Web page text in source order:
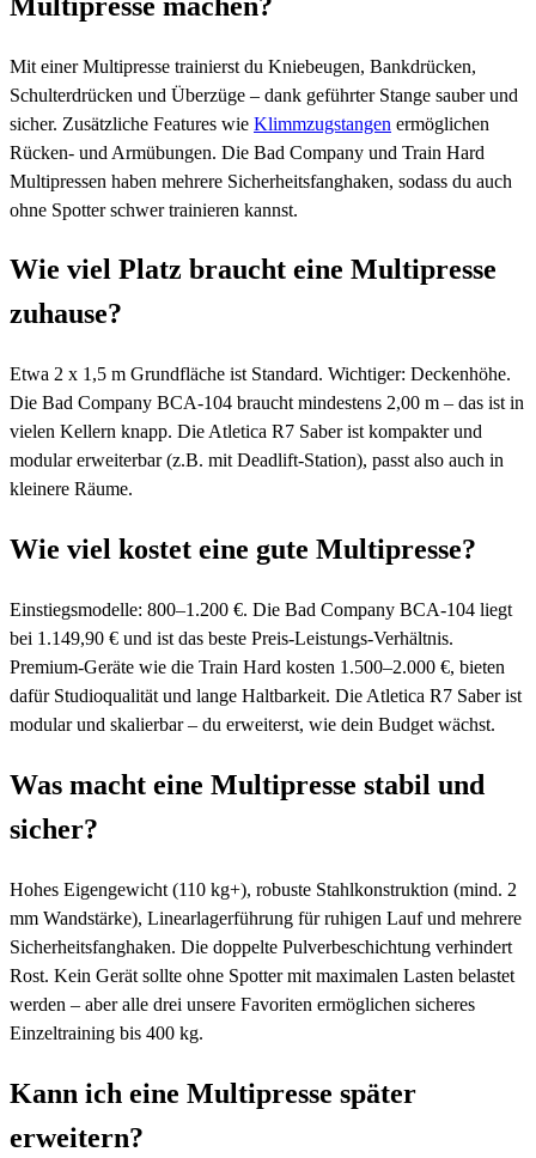
Mit einer Multipresse trainierst du Kniebeugen, Bankdrücken,
Schulterdrücken und Überzüge – dank geführter Stange sauber und
sicher. Zusätzliche Features wie Klimmzugstangen ermöglichen
Rücken- und Armübungen. Die Bad Company und Train Hard
Multipressen haben mehrere Sicherheitsfanghaken, sodass du auch
ohne Spotter schwer trainieren kannst.
Wie viel Platz braucht eine Multipresse
zuhause?
Etwa 2 x 1,5 m Grundfläche ist Standard. Wichtiger: Deckenhöhe.
Die Bad Company BCA-104 braucht mindestens 2,00 m – das ist in
vielen Kellern knapp. Die Atletica R7 Saber ist kompakter und
modular erweiterbar (z.B. mit Deadlift-Station), passt also auch in
kleinere Räume.
Wie viel kostet eine gute Multipresse?
Einstiegsmodelle: 800–1.200 €. Die Bad Company BCA-104 liegt
bei 1.149,90 € und ist das beste Preis-Leistungs-Verhältnis.
Premium-Geräte wie die Train Hard kosten 1.500–2.000 €, bieten
dafür Studioqualität und lange Haltbarkeit. Die Atletica R7 Saber ist
modular und skalierbar – du erweiterst, wie dein Budget wächst.
Was macht eine Multipresse stabil und
sicher?
Hohes Eigengewicht (110 kg+), robuste Stahlkonstruktion (mind. 2
mm Wandstärke), Linearlagerführung für ruhigen Lauf und mehrere
Sicherheitsfanghaken. Die doppelte Pulverbeschichtung verhindert
Rost. Kein Gerät sollte ohne Spotter mit maximalen Lasten belastet
werden – aber alle drei unsere Favoriten ermöglichen sicheres
Einzeltraining bis 400 kg.
Kann ich eine Multipresse später
erweitern?